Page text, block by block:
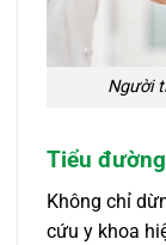
Người
Tiểu
Không chỉ
cứu y khoa